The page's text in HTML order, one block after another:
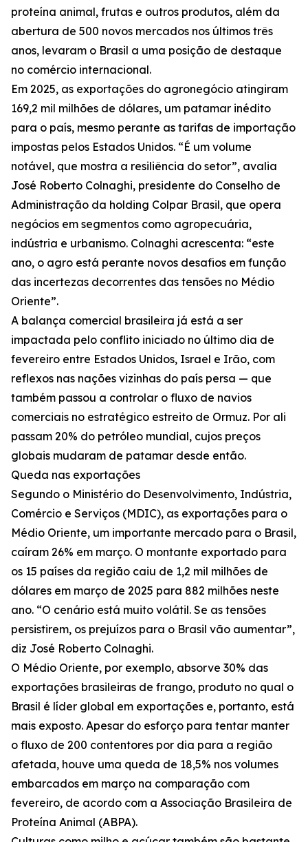
proteína animal, frutas e outros produtos, além da
abertura de 500 novos mercados nos últimos três
anos, levaram o Brasil a uma posição de destaque
no comércio internacional.
Em 2025, as exportações do agronegócio atingiram
169,2 mil milhões de dólares, um patamar inédito
para o país, mesmo perante as tarifas de importação
impostas pelos Estados Unidos. “É um volume
notável, que mostra a resiliência do setor”, avalia
José Roberto Colnaghi, presidente do Conselho de
Administração da holding Colpar Brasil, que opera
negócios em segmentos como agropecuária,
indústria e urbanismo. Colnaghi acrescenta: “este
ano, o agro está perante novos desafios em função
das incertezas decorrentes das tensões no Médio
Oriente”.
A balança comercial brasileira já está a ser
impactada pelo conflito iniciado no último dia de
fevereiro entre Estados Unidos, Israel e Irão, com
reflexos nas nações vizinhas do país persa — que
também passou a controlar o fluxo de navios
comerciais no estratégico estreito de Ormuz. Por ali
passam 20% do petróleo mundial, cujos preços
globais mudaram de patamar desde então.
Queda nas exportações
Segundo o Ministério do Desenvolvimento, Indústria,
Comércio e Serviços (MDIC), as exportações para o
Médio Oriente, um importante mercado para o Brasil,
caíram 26% em março. O montante exportado para
os 15 países da região caiu de 1,2 mil milhões de
dólares em março de 2025 para 882 milhões neste
ano. “O cenário está muito volátil. Se as tensões
persistirem, os prejuízos para o Brasil vão aumentar”,
diz José Roberto Colnaghi.
O Médio Oriente, por exemplo, absorve 30% das
exportações brasileiras de frango, produto no qual o
Brasil é líder global em exportações e, portanto, está
mais exposto. Apesar do esforço para tentar manter
o fluxo de 200 contentores por dia para a região
afetada, houve uma queda de 18,5% nos volumes
embarcados em março na comparação com
fevereiro, de acordo com a Associação Brasileira de
Proteína Animal (ABPA).